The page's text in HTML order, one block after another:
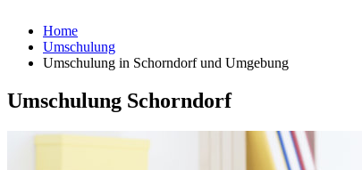
Home
Umschulung
Umschulung in Schorndorf und Umgebung
Umschulung Schorndorf